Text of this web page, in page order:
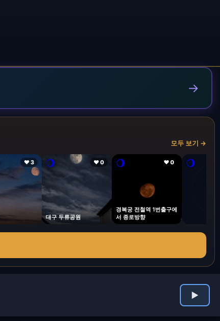
→
모두 보기 →
❤ 3 🌖 ❤ 0
대구 두류공원
🌖 ❤ 0
경복궁 전철역 1번출구에
서 종로방향
🌖
▶